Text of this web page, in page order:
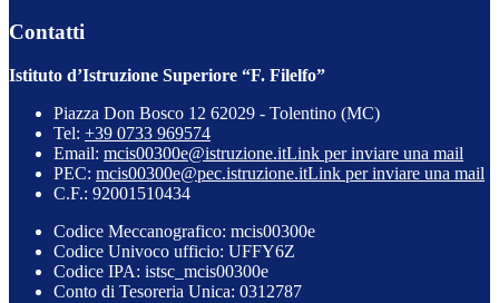
Contatti
Istituto d’Istruzione Superiore “F. Filelfo”
Piazza Don Bosco 12 62029 - Tolentino (MC)
Tel: +39 0733 969574
Email: mcis00300e@istruzione.itLink per inviare una mail
PEC: mcis00300e@pec.istruzione.itLink per inviare una mail
C.F.: 92001510434
Codice Meccanografico: mcis00300e
Codice Univoco ufficio: UFFY6Z
Codice IPA: istsc_mcis00300e
Conto di Tesoreria Unica: 0312787